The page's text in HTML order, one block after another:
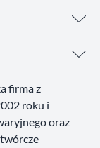
firma z
roku i
oraz